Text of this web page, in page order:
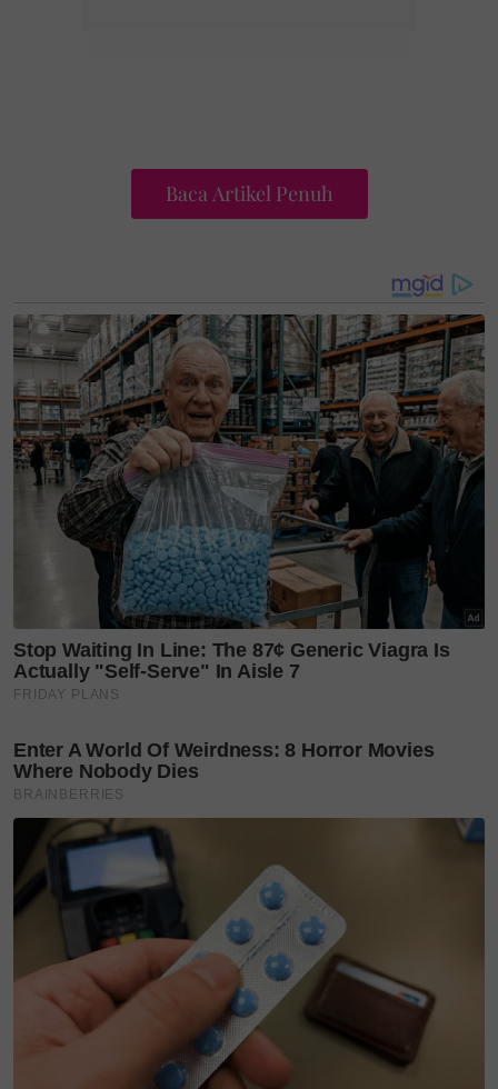
Sebilangan penumpang dilihat nekad melompat ke
laut. Ada juga yang masih bertahan di atas kapal
sambil menanti bantuan tiba.
“Saya mohon bantuan, KM Gregorius Barcelona V
terbakar di hadapan Pulau Talise. Tolong bantu
sekarang,” kata seorang penumpang dalam sebuah
video yang tersebar di media sosial pada Ahad.
Dalam satu lagi video, seorang wanita penumpang
dirakam terjun ke laut sambil merayu agar pihak
Baca Artikel Penuh